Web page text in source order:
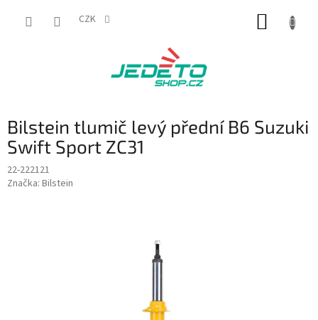
CZK
Bilstein tlumič levý přední B6 Suzuki
Swift Sport ZC31
22-222121
Značka: Bilstein